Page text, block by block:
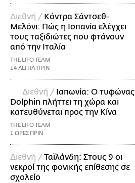
Διεθνή / Κόντρα Σάντσεθ-
Μελόνι: Πώς η Ισπανία ελέγχει
τους ταξιδιώτες που φτάνουν
από την Ιταλία
THE LIFO TEAM
14 ΛΕΠΤΑ ΠΡΙΝ
Διεθνή / Ιαπωνία: Ο τυφώνας
Dolphin πλήττει τη χώρα και
κατευθύνεται προς την Κίνα
THE LIFO TEAM
1 ΩΡΕΣ ΠΡΙΝ
Διεθνή / Ταϊλάνδη: Στους 9 οι
νεκροί της φονικής επίθεσης σε
σχολείο